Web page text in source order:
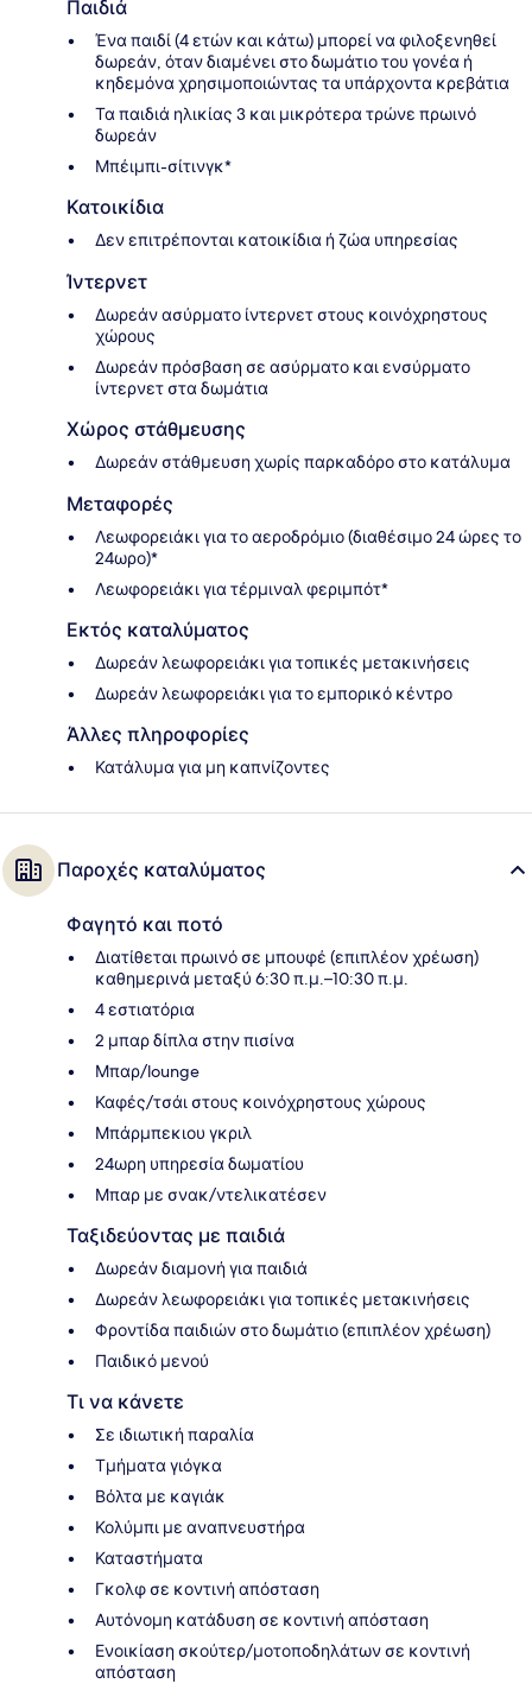
Παιδιά
Ένα παιδί (4 ετών και κάτω) μπορεί να φιλοξενηθεί
δωρεάν, όταν διαμένει στο δωμάτιο του γονέα ή
κηδεμόνα χρησιμοποιώντας τα υπάρχοντα κρεβάτια
Τα παιδιά ηλικίας 3 και μικρότερα τρώνε πρωινό
δωρεάν
Μπέιμπι-σίτινγκ*
Κατοικίδια
Δεν επιτρέπονται κατοικίδια ή ζώα υπηρεσίας
Ίντερνετ
Δωρεάν ασύρματο ίντερνετ στους κοινόχρηστους
χώρους
Δωρεάν πρόσβαση σε ασύρματο και ενσύρματο
ίντερνετ στα δωμάτια
Χώρος στάθμευσης
Δωρεάν στάθμευση χωρίς παρκαδόρο στο κατάλυμα
Μεταφορές
Λεωφορειάκι για το αεροδρόμιο (διαθέσιμο 24 ώρες το
24ωρο)*
Λεωφορειάκι για τέρμιναλ φεριμπότ*
Εκτός καταλύματος
Δωρεάν λεωφορειάκι για τοπικές μετακινήσεις
Δωρεάν λεωφορειάκι για το εμπορικό κέντρο
Άλλες πληροφορίες
Κατάλυμα για μη καπνίζοντες
Παροχές καταλύματος
Φαγητό και ποτό
Διατίθεται πρωινό σε μπουφέ (επιπλέον χρέωση)
καθημερινά μεταξύ 6:30 π.μ.–10:30 π.μ.
4 εστιατόρια
2 μπαρ δίπλα στην πισίνα
Μπαρ/lounge
Καφές/τσάι στους κοινόχρηστους χώρους
Μπάρμπεκιου γκριλ
24ωρη υπηρεσία δωματίου
Μπαρ με σνακ/ντελικατέσεν
Ταξιδεύοντας με παιδιά
Δωρεάν διαμονή για παιδιά
Δωρεάν λεωφορειάκι για τοπικές μετακινήσεις
Φροντίδα παιδιών στο δωμάτιο (επιπλέον χρέωση)
Παιδικό μενού
Τι να κάνετε
Σε ιδιωτική παραλία
Τμήματα γιόγκα
Βόλτα με καγιάκ
Κολύμπι με αναπνευστήρα
Καταστήματα
Γκολφ σε κοντινή απόσταση
Αυτόνομη κατάδυση σε κοντινή απόσταση
Ενοικίαση σκούτερ/μοτοποδηλάτων σε κοντινή
απόσταση